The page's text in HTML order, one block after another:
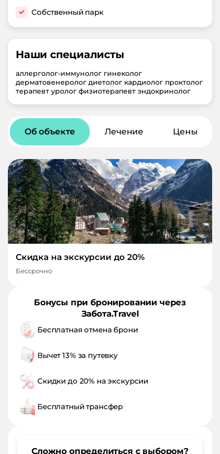
Собственный парк
Наши специалисты
аллерголог-иммунолог гинеколог
дерматовенеролог диетолог кардиолог проктолог
терапевт уролог физиотерапевт эндокринолог
Об объекте Лечение Цены
Скидка на экскурсии до 20%
Бессрочно
Бонусы при бронировании через
Забота.Travel
Бесплатная отмена брони
Вычет 13% за путевку
Скидки до 20% на экскурсии
Бесплатный трансфер
Сложно определиться с выбором?